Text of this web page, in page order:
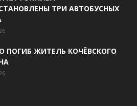
ТРИ АВТОБУСНЫХ
ПОГИБ ЖИТЕЛЬ КОЧЁВСКОГО